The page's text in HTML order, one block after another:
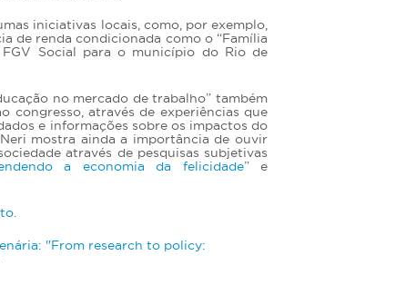
iniciativas locais, como, por exemplo,
de renda condicionada como o “Família
FGV Social para o município do Rio de
no mercado de trabalho” também
congresso, através de experiências que
e informações sobre os impactos do
mostra ainda a importância de ouvir
através de pesquisas subjetivas
a economia da felicidade” e
"From research to policy: